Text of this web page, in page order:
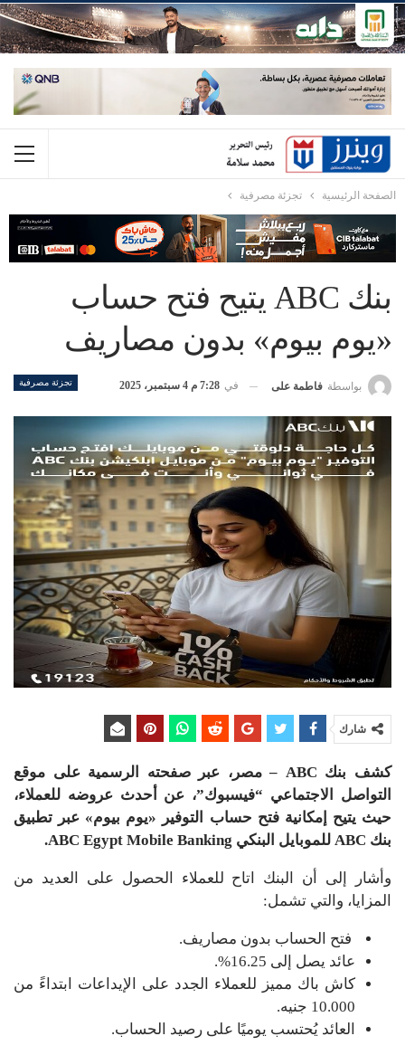
الصفحة الرئيسية تجزئة مصرفية
بنك ABC يتيح فتح حساب
«يوم بيوم» بدون مصاريف
تجزئة مصرفية بواسطة فاطمة على في 7:28 م 4 سبتمبر، 2025
شارك
كشف بنك ABC – مصر، عبر صفحته الرسمية على موقع
التواصل الاجتماعي “فيسبوك”، عن أحدث عروضه للعملاء،
حيث يتيح إمكانية فتح حساب التوفير «يوم بيوم» عبر تطبيق
بنك ABC للموبايل البنكي ABC Egypt Mobile Banking.
وأشار إلى أن البنك اتاح للعملاء الحصول على العديد من
المزايا، والتي تشمل:
فتح الحساب بدون مصاريف.
عائد يصل إلى 16.25%.
كاش باك مميز للعملاء الجدد على الإيداعات ابتداءً من
10.000 جنيه.
العائد يُحتسب يوميًا على رصيد الحساب.